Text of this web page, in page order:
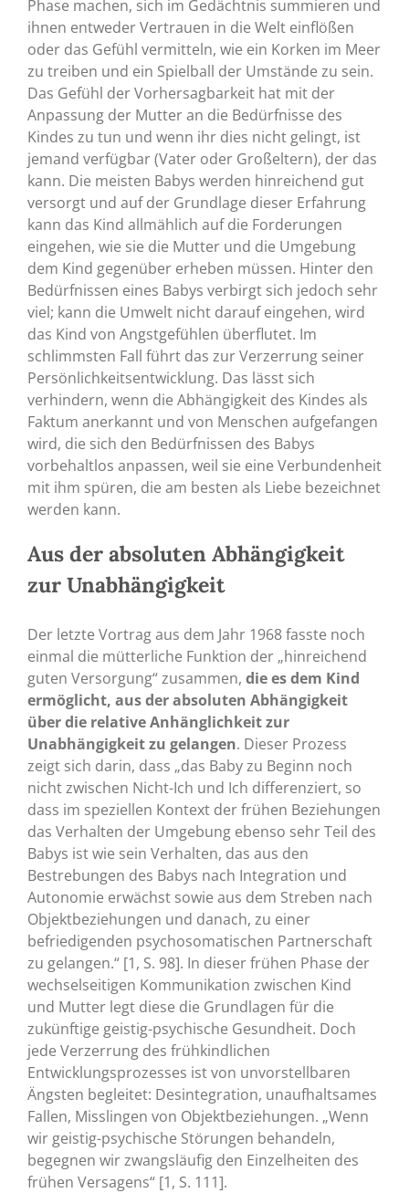
Phase machen, sich im Gedächtnis summieren und
ihnen entweder Vertrauen in die Welt einflößen
oder das Gefühl vermitteln, wie ein Korken im Meer
zu treiben und ein Spielball der Umstände zu sein.
Das Gefühl der Vorhersagbarkeit hat mit der
Anpassung der Mutter an die Bedürfnisse des
Kindes zu tun und wenn ihr dies nicht gelingt, ist
jemand verfügbar (Vater oder Großeltern), der das
kann. Die meisten Babys werden hinreichend gut
versorgt und auf der Grundlage dieser Erfahrung
kann das Kind allmählich auf die Forderungen
eingehen, wie sie die Mutter und die Umgebung
dem Kind gegenüber erheben müssen. Hinter den
Bedürfnissen eines Babys verbirgt sich jedoch sehr
viel; kann die Umwelt nicht darauf eingehen, wird
das Kind von Angstgefühlen überflutet. Im
schlimmsten Fall führt das zur Verzerrung seiner
Persönlichkeitsentwicklung. Das lässt sich
verhindern, wenn die Abhängigkeit des Kindes als
Faktum anerkannt und von Menschen aufgefangen
wird, die sich den Bedürfnissen des Babys
vorbehaltlos anpassen, weil sie eine Verbundenheit
mit ihm spüren, die am besten als Liebe bezeichnet
werden kann.
Aus der absoluten Abhängigkeit
zur Unabhängigkeit
Der letzte Vortrag aus dem Jahr 1968 fasste noch
einmal die mütterliche Funktion der „hinreichend
guten Versorgung“ zusammen, die es dem Kind
ermöglicht, aus der absoluten Abhängigkeit
über die relative Anhänglichkeit zur
Unabhängigkeit zu gelangen. Dieser Prozess
zeigt sich darin, dass „das Baby zu Beginn noch
nicht zwischen Nicht-Ich und Ich differenziert, so
dass im speziellen Kontext der frühen Beziehungen
das Verhalten der Umgebung ebenso sehr Teil des
Babys ist wie sein Verhalten, das aus den
Bestrebungen des Babys nach Integration und
Autonomie erwächst sowie aus dem Streben nach
Objektbeziehungen und danach, zu einer
befriedigenden psychosomatischen Partnerschaft
zu gelangen.“ [1, S. 98]. In dieser frühen Phase der
wechselseitigen Kommunikation zwischen Kind
und Mutter legt diese die Grundlagen für die
zukünftige geistig-psychische Gesundheit. Doch
jede Verzerrung des frühkindlichen
Entwicklungsprozesses ist von unvorstellbaren
Ängsten begleitet: Desintegration, unaufhaltsames
Fallen, Misslingen von Objektbeziehungen. „Wenn
wir geistig-psychische Störungen behandeln,
begegnen wir zwangsläufig den Einzelheiten des
frühen Versagens“ [1, S. 111].